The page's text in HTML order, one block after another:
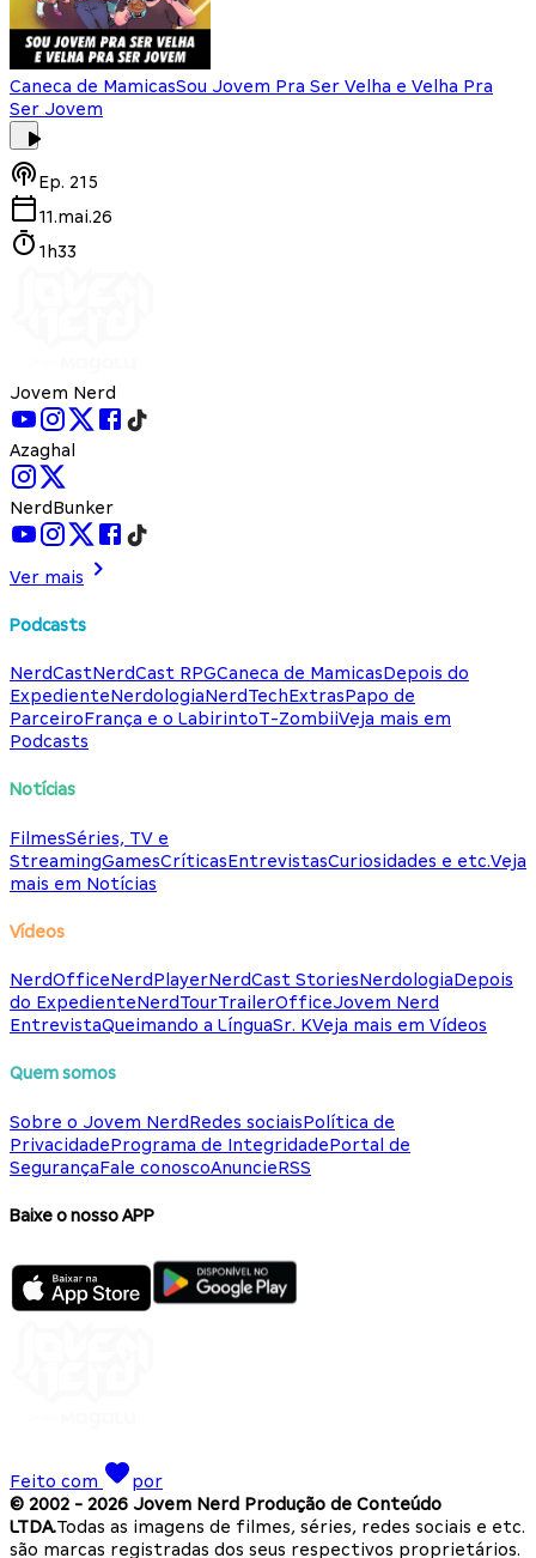
Caneca de MamicasSou Jovem Pra Ser Velha e Velha Pra
Ser Jovem
Ep. 215
11.mai.26
1h33
Jovem Nerd
Azaghal
NerdBunker
Ver mais
Podcasts
NerdCastNerdCast RPGCaneca de MamicasDepois do
ExpedienteNerdologiaNerdTechExtrasPapo de
ParceiroFrança e o LabirintoT-ZombiiVeja mais em
Podcasts
Notícias
FilmesSéries, TV e
StreamingGamesCríticasEntrevistasCuriosidades e etc.Veja
mais em Notícias
Vídeos
NerdOfficeNerdPlayerNerdCast StoriesNerdologiaDepois
do ExpedienteNerdTourTrailerOfficeJovem Nerd
EntrevistaQueimando a LínguaSr. KVeja mais em Vídeos
Quem somos
Sobre o Jovem NerdRedes sociaisPolítica de
PrivacidadePrograma de IntegridadePortal de
SegurançaFale conoscoAnuncieRSS
Baixe o nosso APP
Feito com
por
© 2002 - 2026 Jovem Nerd Produção de Conteúdo
LTDA.Todas as imagens de filmes, séries, redes sociais e etc.
são marcas registradas dos seus respectivos proprietários.